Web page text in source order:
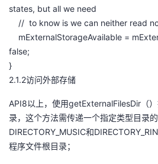
states, but all we need
// to know is we can neither read
mExternalStorageAvailable =
false;
}
2.1.2访问外部存储
API8以上，使用getExternalFilesDir（
录，这个方法需传递一个指定类型目录的
DIRECTORY_MUSIC和
程序文件根目录；